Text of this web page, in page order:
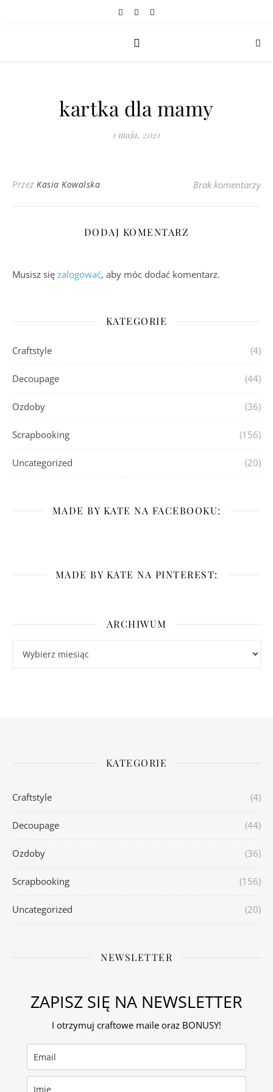
kartka dla mamy
1 maja, 2021
Przez Kasia Kowalska Brak komentarzy
DODAJ KOMENTARZ
Musisz się zalogować, aby móc dodać komentarz.
KATEGORIE
Craftstyle (4)
Decoupage (44)
Ozdoby (36)
Scrapbooking (156)
Uncategorized (20)
MADE BY KATE NA FACEBOOKU:
MADE BY KATE NA PINTEREST:
ARCHIWUM
KATEGORIE
Craftstyle (4)
Decoupage (44)
Ozdoby (36)
Scrapbooking (156)
Uncategorized (20)
NEWSLETTER
ZAPISZ SIĘ NA NEWSLETTER
I otrzymuj craftowe maile oraz BONUSY!